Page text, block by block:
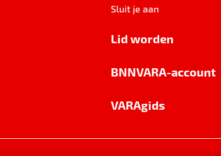
Sluit je aan
Lid worden
BNNVARA-account
VARAgids